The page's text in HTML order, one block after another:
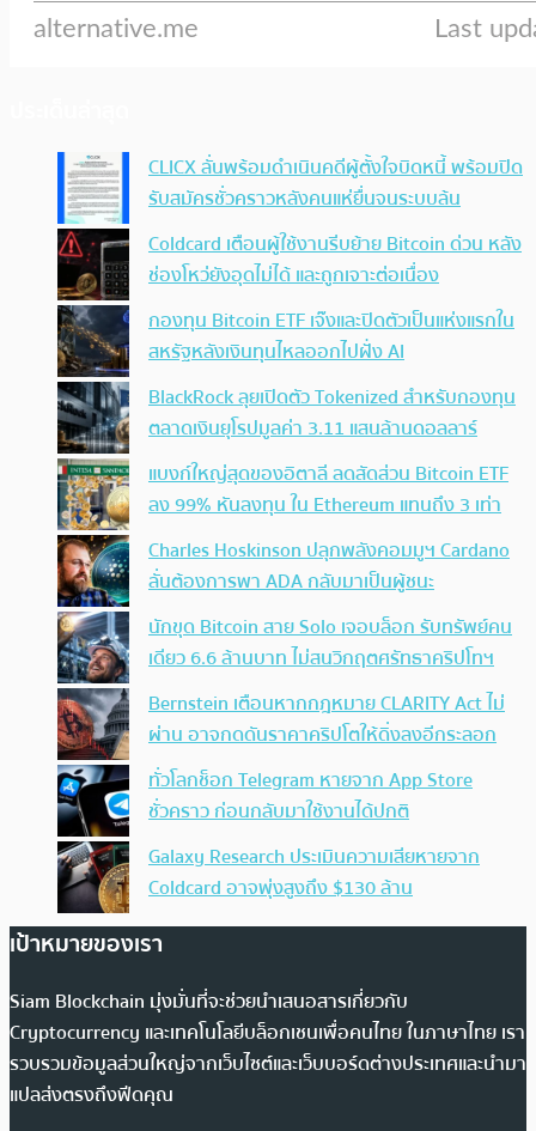
CLICX ลั่นพร้อมดำเนินคดีผู้ตั้งใจบิดหนี้ พร้อมปิด
รับสมัครชั่วคราวหลังคนแห่ยื่นจนระบบล้น
Coldcard เตือนผู้ใช้งานรีบย้าย Bitcoin ด่วน หลัง
ช่องโหว่ยังอุดไม่ได้ และถูกเจาะต่อเนื่อง
กองทุน Bitcoin ETF เจ๊งและปิดตัวเป็นแห่งแรกใน
สหรัฐหลังเงินทุนไหลออกไปฝั่ง AI
BlackRock ลุยเปิดตัว Tokenized สำหรับกองทุน
ตลาดเงินยุโรปมูลค่า 3.11 แสนล้านดอลลาร์
แบงก์ใหญ่สุดของอิตาลี ลดสัดส่วน Bitcoin ETF
ลง 99% หันลงทุน ใน Ethereum แทนถึง 3 เท่า
Charles Hoskinson ปลุกพลังคอมมูฯ Cardano
ลั่นต้องการพา ADA กลับมาเป็นผู้ชนะ
นักขุด Bitcoin สาย Solo เจอบล็อก รับทรัพย์คน
เดียว 6.6 ล้านบาท ไม่สนวิกฤตศรัทธาคริปโทฯ
Bernstein เตือนหากกฎหมาย CLARITY Act ไม่
ผ่าน อาจกดดันราคาคริปโตให้ดิ่งลงอีกระลอก
ทั่วโลกช็อก Telegram หายจาก App Store
ชั่วคราว ก่อนกลับมาใช้งานได้ปกติ
Galaxy Research ประเมินความเสียหายจาก
Coldcard อาจพุ่งสูงถึง $130 ล้าน
เป้าหมายของเรา
Siam Blockchain มุ่งมั่นที่จะช่วยนำเสนอสารเกี่ยวกับ
Cryptocurrency และเทคโนโลยีบล็อกเชนเพื่อคนไทย ในภาษาไทย เรา
รวบรวมข้อมูลส่วนใหญ่จากเว็บไซต์และเว็บบอร์ดต่างประเทศและนำมา
แปลส่งตรงถึงฟีดคุณ